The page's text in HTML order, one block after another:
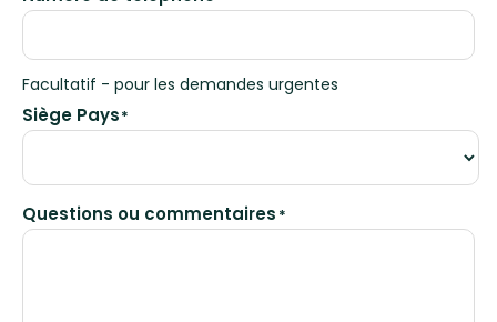
Facultatif - pour les demandes urgentes
Siège Pays*
Questions ou commentaires *